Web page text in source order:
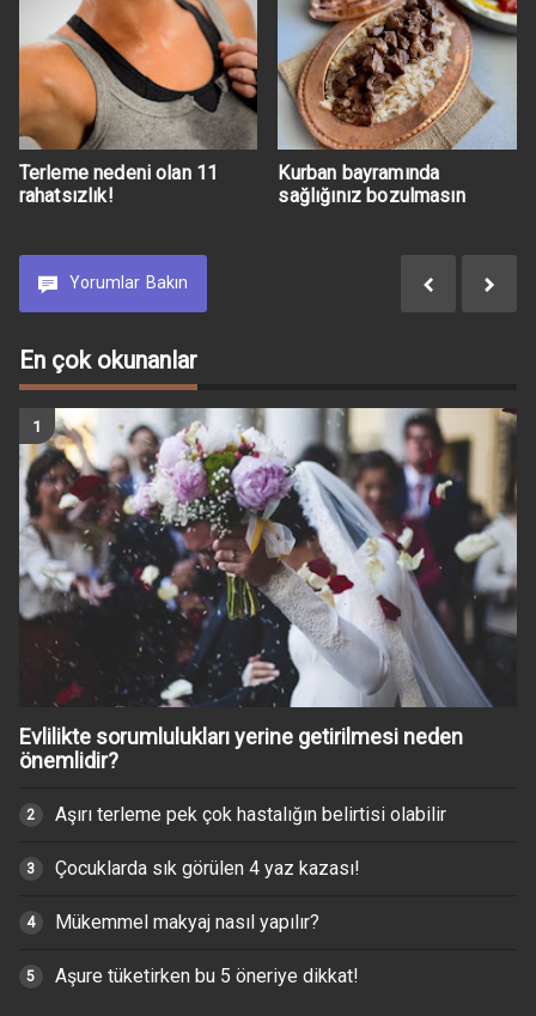
Terleme nedeni olan 11
rahatsızlık!
Kurban bayramında
sağlığınız bozulmasın
Yorumlar Bakın
En çok okunanlar
Evlilikte sorumlulukları yerine getirilmesi neden
önemlidir?
Aşırı terleme pek çok hastalığın belirtisi olabilir
Çocuklarda sık görülen 4 yaz kazası!
Mükemmel makyaj nasıl yapılır?
Aşure tüketirken bu 5 öneriye dikkat!